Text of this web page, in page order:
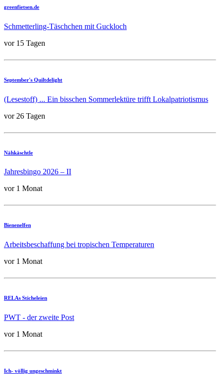
greenfietsen.de
Schmetterling-Täschchen mit Guckloch
vor 15 Tagen
September's Quiltdelight
(Lesestoff) ... Ein bisschen Sommerlektüre trifft Lokalpatriotismus
vor 26 Tagen
Nähkäschtle
Jahresbingo 2026 – II
vor 1 Monat
Bienenelfen
Arbeitsbeschaffung bei tropischen Temperaturen
vor 1 Monat
RELAs Sticheleien
PWT - der zweite Post
vor 1 Monat
Ich- völlig ungeschminkt